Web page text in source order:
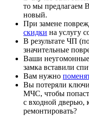
то мы предлагаем
новый.
При замене
скидки на услугу
В результате ЧП
значительные
Ваши неугомонные
замка вставили
Вам нужно
Вы потеряли
МЧС, чтобы
с входной дверью,
ремонтировать?